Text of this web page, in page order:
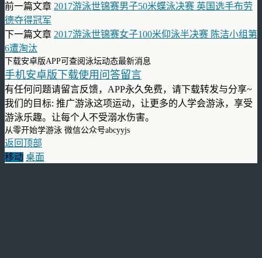
前一篇文章 2017游泳世锦赛男子50米蝶泳决赛 英国选手布劳
德夺得冠军
下一篇文章 2017游泳世锦赛女子100米仰泳半决赛 陈洁小组第
6遭淘汰
下载安卓版APP可查阅泳坛动态最新消息
手机安卓版下载使用问答留言
有任何问题请留言反馈，APP永久免费，请下载转发与分享~
我们的目标: 推广游泳这项运动，让更多的人学会游泳，享受
游泳乐趣。让每个人不受溺水伤害。
从零开始学游泳 微信公众号abcyyjs
返回顶部
移动 桌面